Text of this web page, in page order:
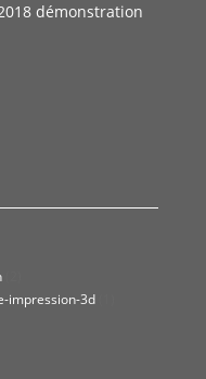
démonstration
impression-3d